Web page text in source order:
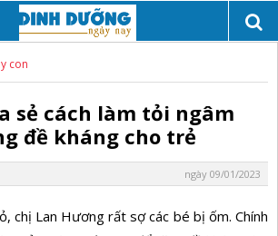
con
sẻ cách làm tỏi ngâm
đề kháng cho trẻ
ngày 09/01/2023
chị Lan Hương rất sợ các bé bị ốm. Chính